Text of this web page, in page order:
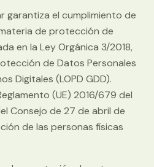
garantiza el cumplimiento de
de protección de
en la Ley Orgánica 3/2018,
de Datos Personales
Digitales (LOPD GDD).
(UE) 2016/679 del
Consejo de 27 de abril de
de las personas físicas